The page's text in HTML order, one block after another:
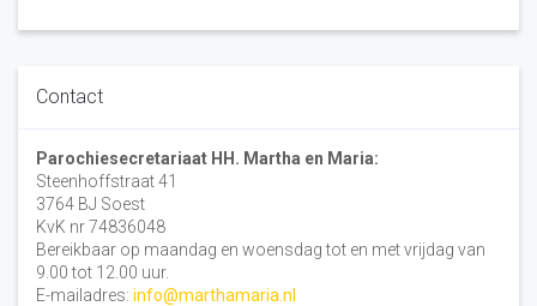
Contact
Parochiesecretariaat HH. Martha en Maria:
Steenhoffstraat 41
3764 BJ Soest
KvK nr 74836048
Bereikbaar op maandag en woensdag tot en met vrijdag van
9.00 tot 12.00 uur.
E-mailadres: info@marthamaria.nl